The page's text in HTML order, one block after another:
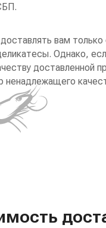
вам только
Однако,
доставленной
ненадлежащего